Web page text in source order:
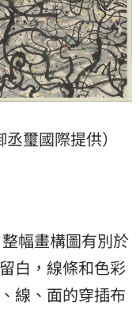
璽國際提供）
幅畫構圖有別於
白，線條和色彩
線、面的穿插布